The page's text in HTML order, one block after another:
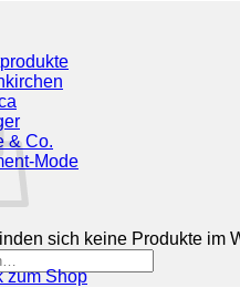
& Co.
Mode
sich keine Produkte im
zum Shop